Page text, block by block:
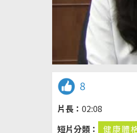
8
片長： 02:08
短片分類：
健康體